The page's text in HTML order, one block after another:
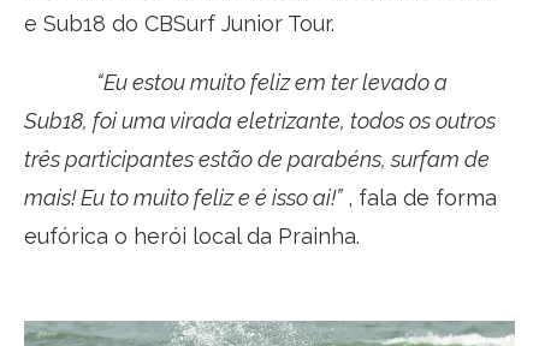
e Sub18 do CBSurf Junior Tour.
“Eu estou muito feliz em ter levado a
Sub18, foi uma virada eletrizante, todos os outros
três participantes estão de parabéns, surfam de
mais! Eu to muito feliz e é isso ai!”, fala de forma
eufórica o herói local da Prainha.